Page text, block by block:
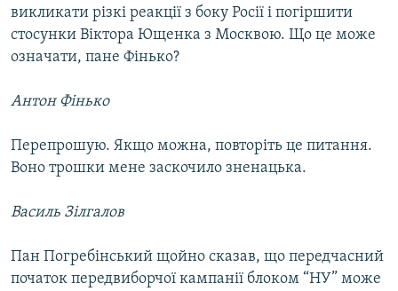
викликати різкі реакції з боку Росії і погіршити
стосунки Віктора Ющенка з Москвою. Що це може
означати, пане Фінько?
Антон Фінько
Перепрошую. Якщо можна, повторіть це питання.
Воно трошки мене заскочило зненацька.
Василь Зілгалов
Пан Погребінський щойно сказав, що передчасний
початок передвиборчої кампанії блоком “НУ” може